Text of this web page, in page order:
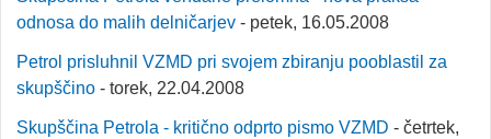
odnosa do malih delničarjev - petek, 16.05.2008
Petrol prisluhnil VZMD pri svojem zbiranju pooblastil za
skupščino - torek, 22.04.2008
Skupščina Petrola - kritično odprto pismo VZMD - četrtek,